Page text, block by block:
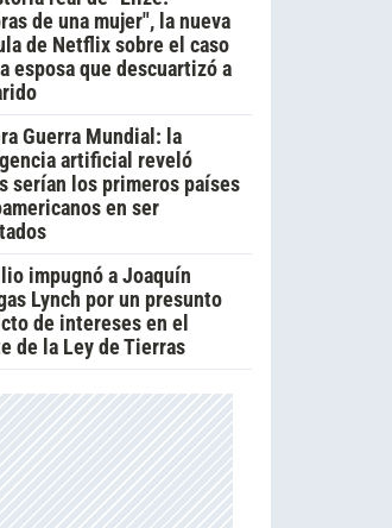
de una mujer", la nueva
de Netflix sobre el caso
esposa que descuartizó a
Guerra Mundial: la
artificial reveló
serían los primeros países
en ser
impugnó a Joaquín
Lynch por un presunto
de intereses en el
de la Ley de Tierras